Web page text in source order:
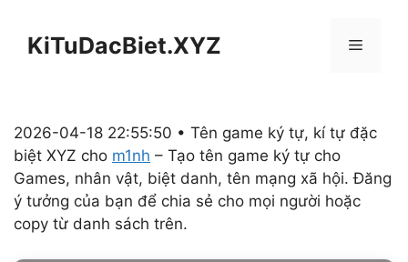
KiTuDacBiet.XYZ Menu
2026-04-18 22:55:50 • Tên game ký tự, kí tự đặc
biệt XYZ cho m1nh – Tạo tên game ký tự cho
Games, nhân vật, biệt danh, tên mạng xã hội. Đăng
ý tưởng của bạn để chia sẻ cho mọi người hoặc
copy từ danh sách trên.